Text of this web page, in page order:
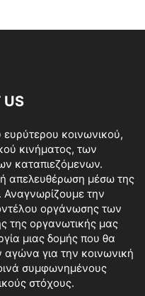
US
ευρύτερου κοινωνικού,
κινήματος, των
καταπιεζόμενων.
απελευθέρωση μέσω της
Αναγνωρίζουμε την
οργάνωσης των
της οργανωτικής μας
μιας δομής που θα
αγώνα για την κοινωνική
συμφωνημένους
στόχους.